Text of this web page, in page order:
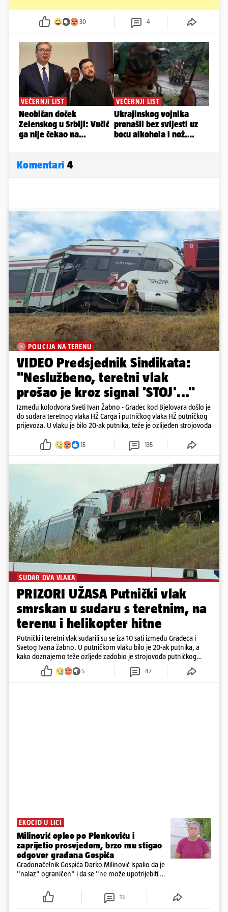
30 4
Komentari 4
POLICIJA NA TERENU
VIDEO Predsjednik Sindikata:
"Neslužbeno, teretni vlak
prošao je kroz signal 'STOJ'..."
Između kolodvora Sveti Ivan Žabno - Gradec kod Bjelovara došlo je
do sudara teretnog vlaka HŽ Carga i putničkog vlaka HŽ putničkog
prijevoza. U vlaku je bilo 20-ak putnika, teže je ozlijeđen strojovođa
15 135
SUDAR DVA VLAKA
PRIZORI UŽASA Putnički vlak
smrskan u sudaru s teretnim, na
terenu i helikopter hitne
Putnički i teretni vlak sudarili su se iza 10 sati između Gradeca i
Svetog Ivana žabno. U putničkom vlaku bilo je 20-ak putnika, a
kako doznajemo teže ozljede zadobio je strojovođa putničkog
vlaka. Zatvoren je promet, a fotoreporteri Prigorskog objavili su
prve snimke s mjesta sudara
5 47
EKOCID U LICI
Milinović opleo po Plenkoviću i
zaprijetio prosvjedom, brzo mu stigao
odgovor građana Gospića
Gradonačelnik Gospića Darko Milinović ispalio da je
"nalaz" ograničen" i da se "ne može upotrijebiti za
ga je naručio Uskok i da je dio spisa
13